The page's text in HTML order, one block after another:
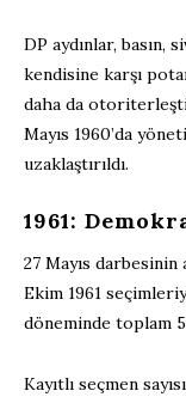
DP aydınlar,
kendisine karşı
daha da
Mayıs 1960’da
uzaklaştırıldı.
1961:
27 Mayıs
Ekim 1961
döneminde toplam
Kayıtlı seçmen